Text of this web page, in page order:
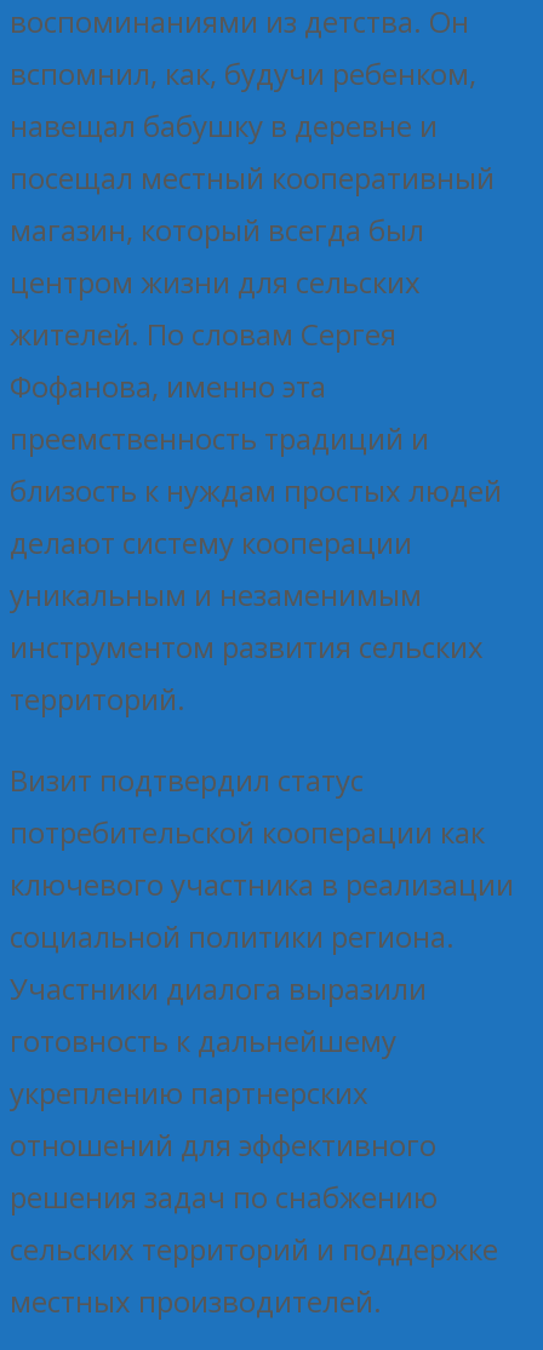
воспоминаниями из детства. Он
вспомнил, как, будучи ребенком,
навещал бабушку в деревне и
посещал местный кооперативный
магазин, который всегда был
центром жизни для сельских
жителей. По словам Сергея
Фофанова, именно эта
преемственность традиций и
близость к нуждам простых людей
делают систему кооперации
уникальным и незаменимым
инструментом развития сельских
территорий.
Визит подтвердил статус
потребительской кооперации как
ключевого участника в реализации
социальной политики региона.
Участники диалога выразили
готовность к дальнейшему
укреплению партнерских
отношений для эффективного
решения задач по снабжению
сельских территорий и поддержке
местных производителей.